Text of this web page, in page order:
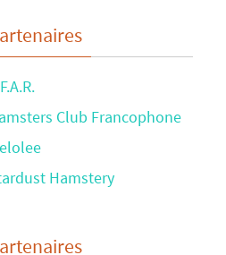
Club Francophone
Hamstery